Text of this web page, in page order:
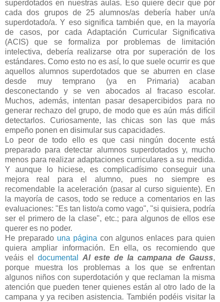
superdotados en nuestras aulas. Eso quiere decir que por
cada dos grupos de 25 alumnos/as debería haber un/a
superdotado/a. Y eso significa también que, en la mayoría
de casos, por cada Adaptación Curricular Significativa
(ACIS) que se formaliza por problemas de limitación
intelectiva, debería realizarse otra por superación de los
estándares. Como esto no es así, lo que suele ocurrir es que
aquellos alumnos superdotados que se aburren en clase
desde muy temprano (ya en Primaria) acaban
desconectando y se ven abocados al fracaso escolar.
Muchos, además, intentan pasar desapercibidos para no
generar rechazo del grupo, de modo que es aún más difícil
detectarlos. Curiosamente, las chicas son las que más
empeño ponen en disimular sus capacidades.
Lo peor de todo ello es que casi ningún docente está
preparado para detectar alumnos superdotados y, mucho
menos para realizar adaptaciones curriculares a su medida.
Y aunque lo hiciese, es complicadísimo conseguir una
mejora real para el alumno, pues no siempre es
recomendable la aceleración (pasar al curso siguiente). En
la mayoría de casos, todo se reduce a comentarios en las
evaluaciones: "Es tan listo/a como vago", "si quisiera, podría
ser el primero de la clase", etc.; para algunos de ellos ese
querer es no poder.
He preparado una páginacon algunos enlaces para quien
quiera ampliar información. En ella, os recomiendo que
veáis el documental Al este de la campana de Gauss,
porque muestra los problemas a los que se enfrentan
algunos niños con superdotación y que reclaman la misma
atención que pueden tener quienes están al otro lado de la
campana y ya reciben asistencia. También podéis visitar la